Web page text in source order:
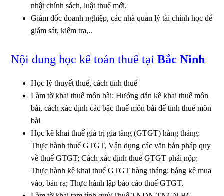
nhật chính sách, luật thuế mới.
Giám đốc doanh nghiệp, các nhà quản lý tài chính học để
giám sát, kiểm tra,..
Nội dung học kế toán thuế tạiBắc Ninh
Học lý thuyết thuế, cách tính thuế
Làm tờ khai thuế môn bài: Hướng dẫn kê khai thuế môn
bài, cách xác định các bậc thuế môn bài để tính thuế môn
bài
Học kê khai thuế giá trị gia tăng (GTGT) hàng tháng:
Thực hành thuế GTGT, Vận dụng các văn bản pháp quy
về thuế GTGT; Cách xác định thuế GTGT phải nộp;
Thực hành kê khai thuế GTGT hàng tháng: bảng kê mua
vào, bán ra; Thực hành lập báo cáo thuế GTGT.